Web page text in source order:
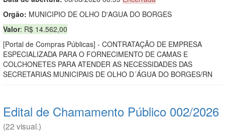
Orgão: MUNICIPIO DE OLHO D'AGUA DO BORGES
Valor: R$ 14.562,00
[Portal de Compras Públicas] - CONTRATAÇÃO DE EMPRESA
ESPECIALIZADA PARA O FORNECIMENTO DE CAMAS E
COLCHONETES PARA ATENDER AS NECESSIDADES DAS
SECRETARIAS MUNICIPAIS DE OLHO D´ÁGUA DO BORGES/RN
Edital de Chamamento Público 002/2026
(22 visual.)